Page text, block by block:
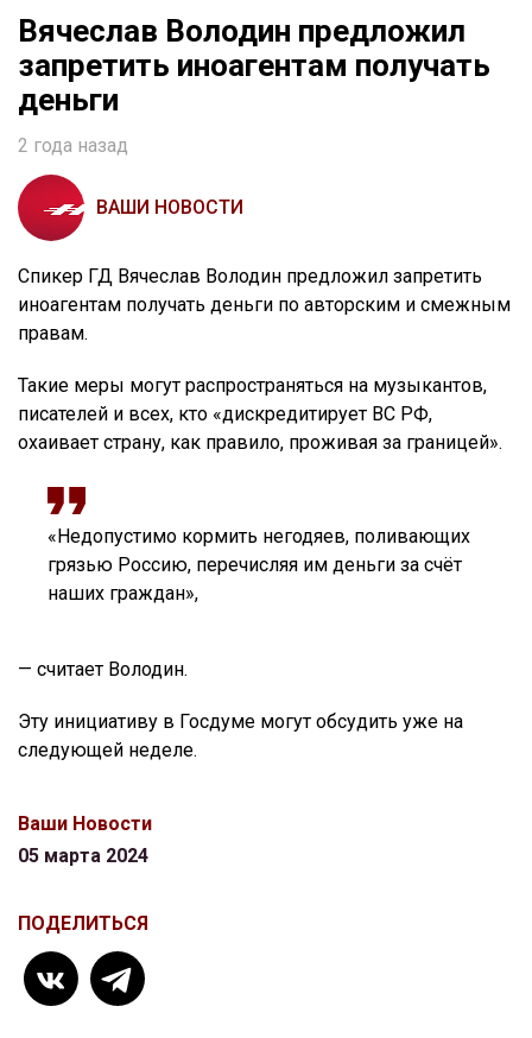
Вячеслав Володин предложил
запретить иноагентам получать
деньги
2 года назад
ВАШИ НОВОСТИ
Спикер ГД Вячеслав Володин предложил запретить
иноагентам получать деньги по авторским и смежным
правам.
Такие меры могут распространяться на музыкантов,
писателей и всех, кто «дискредитирует ВС РФ,
охаивает страну, как правило, проживая за границей».
«Недопустимо кормить негодяев, поливающих
грязью Россию, перечисляя им деньги за счёт
наших граждан»,
— считает Володин.
Эту инициативу в Госдуме могут обсудить уже на
следующей неделе.
Ваши Новости
05 марта 2024
ПОДЕЛИТЬСЯ